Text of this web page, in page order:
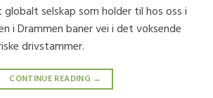
globalt selskap som holder til hos oss i
i Drammen baner vei i det voksende
drivstammer.
CONTINUE READING →